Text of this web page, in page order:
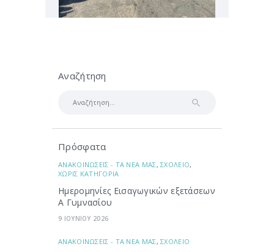
Αναζήτηση
Πρόσφατα
ΑΝΑΚΟΙΝΩΣΕΙΣ - ΤΑ ΝΕΑ ΜΑΣ,ΣΧΟΛΕΙΟ,
ΧΩΡΙΣ ΚΑΤΗΓΟΡΙΑ
Ημερομηνίες Εισαγωγικών εξετάσεων
Α Γυμνασίου
9 ΙΟΥΝΙΟΥ 2026
ΑΝΑΚΟΙΝΩΣΕΙΣ - ΤΑ ΝΕΑ ΜΑΣ,ΣΧΟΛΕΙΟ